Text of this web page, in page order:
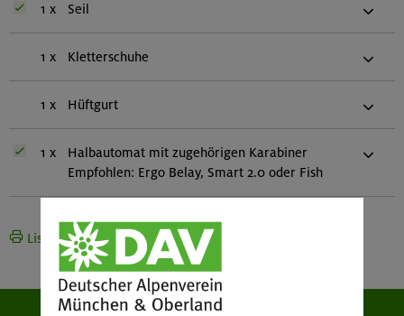
1 x Seil
1 x Kletterschuhe
1 x Hüftgurt
1 x
Halbautomat mit zugehörigen Karabiner
Empfohlen: Ergo Belay, Smart 2.0 oder Fish
Liste drucken